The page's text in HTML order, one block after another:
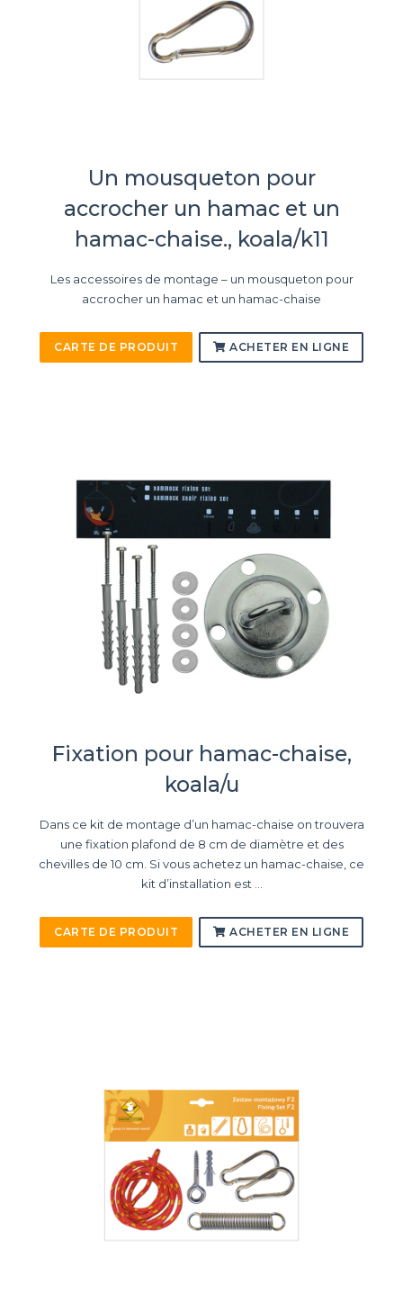
Un mousqueton pour
accrocher un hamac et un
hamac-chaise., koala/k11
Les accessoires de montage – un mousqueton pour
accrocher un hamac et un hamac-chaise
CARTE DE PRODUIT ACHETER EN LIGNE
Fixation pour hamac-chaise,
koala/u
Dans ce kit de montage d’un hamac-chaise on trouvera
une fixation plafond de 8 cm de diamètre et des
chevilles de 10 cm. Si vous achetez un hamac-chaise, ce
kit d’installation est ...
CARTE DE PRODUIT ACHETER EN LIGNE